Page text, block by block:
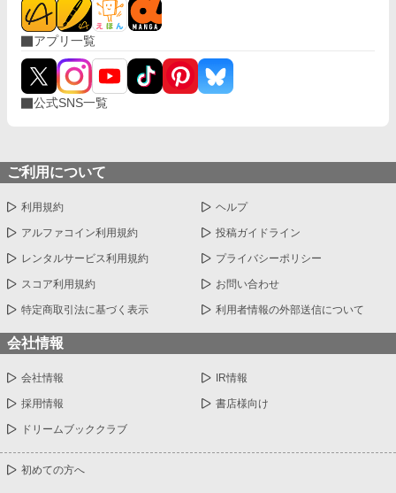
アプリ一覧
公式SNS一覧
ご利用について
利用規約 ヘルプ
アルファコイン利用規約 投稿ガイドライン
レンタルサービス利用規約 プライバシーポリシー
スコア利用規約 お問い合わせ
特定商取引法に基づく表示 利用者情報の外部送信について
会社情報
会社情報 IR情報
採用情報 書店様向け
ドリームブッククラブ
初めての方へ